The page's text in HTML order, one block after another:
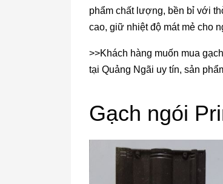
phẩm chất lượng, bền bỉ với
cao, giữ nhiệt độ mát mẻ cho
>>Khách hàng muốn mua
tại Quảng Ngãi uy tín, sản
Gạch ngói